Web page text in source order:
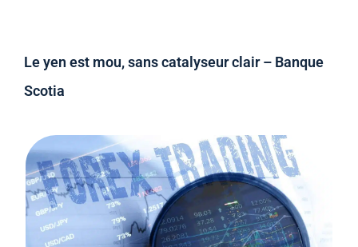
Le yen est mou, sans catalyseur clair – Banque
Scotia